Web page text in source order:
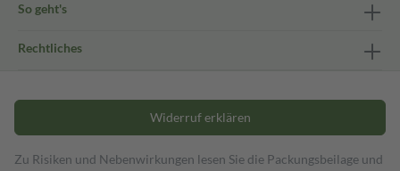
So geht's
Rechtliches
Widerruf erklären
Zu Risiken und Nebenwirkungen lesen Sie die Packungsbeilage und